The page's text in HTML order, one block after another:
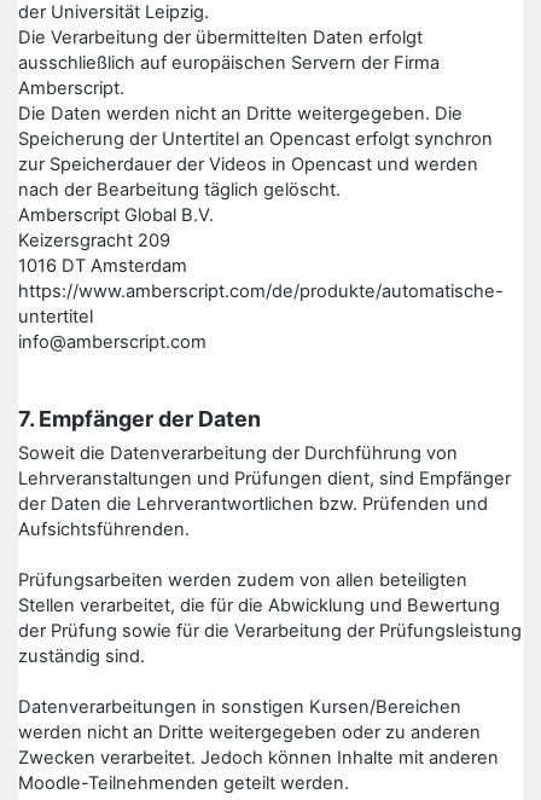
der Universität Leipzig.
Die Verarbeitung der übermittelten Daten erfolgt
ausschließlich auf europäischen Servern der Firma
Amberscript.
Die Daten werden nicht an Dritte weitergegeben. Die
Speicherung der Untertitel an Opencast erfolgt synchron
zur Speicherdauer der Videos in Opencast und werden
nach der Bearbeitung täglich gelöscht.
Amberscript Global B.V.
Keizersgracht 209
1016 DT Amsterdam
https://www.amberscript.com/de/produkte/automatische-
untertitel
info@amberscript.com
7. Empfänger der Daten
Soweit die Datenverarbeitung der Durchführung von
Lehrveranstaltungen und Prüfungen dient, sind Empfänger
der Daten die Lehrverantwortlichen bzw. Prüfenden und
Aufsichtsführenden.
Prüfungsarbeiten werden zudem von allen beteiligten
Stellen verarbeitet, die für die Abwicklung und Bewertung
der Prüfung sowie für die Verarbeitung der Prüfungsleistung
zuständig sind.
Datenverarbeitungen in sonstigen Kursen/Bereichen
werden nicht an Dritte weitergegeben oder zu anderen
Zwecken verarbeitet. Jedoch können Inhalte mit anderen
Moodle-Teilnehmenden geteilt werden.